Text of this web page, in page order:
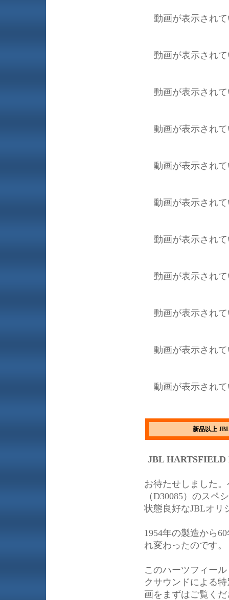
動画が表示され
動画が表示され
動画が表示され
動画が表示され
動画が表示され
動画が表示され
動画が表示され
動画が表示され
動画が表示され
動画が表示され
動画が表示され
新品以上
JBL HARTSFIELD
お待たせしました
（D30085）のスペ
状態良好なJBLオリ
1954年の製造から
れ変わったのです。
このハーツフィー
クサウンドによる
画をまずはご覧く